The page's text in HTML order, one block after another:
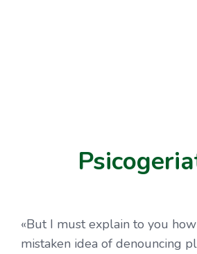
«But I must explain to you
mistaken idea of denouncing